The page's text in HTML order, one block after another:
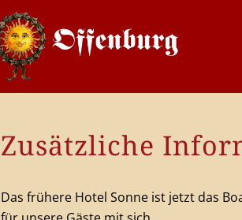
Zusätzliche
Das frühere Hotel Sonne ist jetzt das